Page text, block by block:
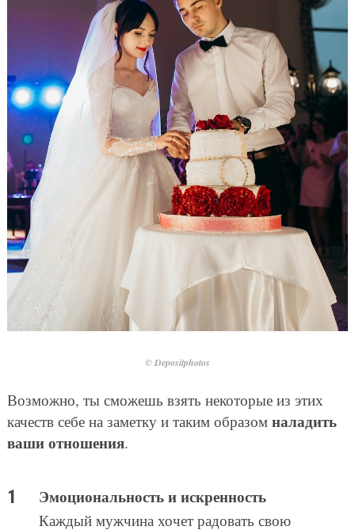
© Depositphotos
Возможно, ты сможешь взять некоторые из этих
качеств себе на заметку и таким образом наладить
ваши отношения.
Эмоциональность и искренность
Каждый мужчина хочет радовать свою